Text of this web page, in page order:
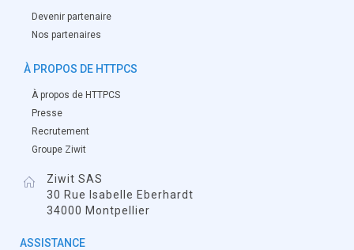
Devenir partenaire
Nos partenaires
À PROPOS DE HTTPCS
À propos de HTTPCS
Presse
Recrutement
Groupe Ziwit
Ziwit SAS
30 Rue Isabelle Eberhardt
34000 Montpellier
ASSISTANCE